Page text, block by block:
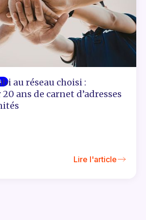
au réseau choisi :
ans de carnet d’adresses
Lire l'article